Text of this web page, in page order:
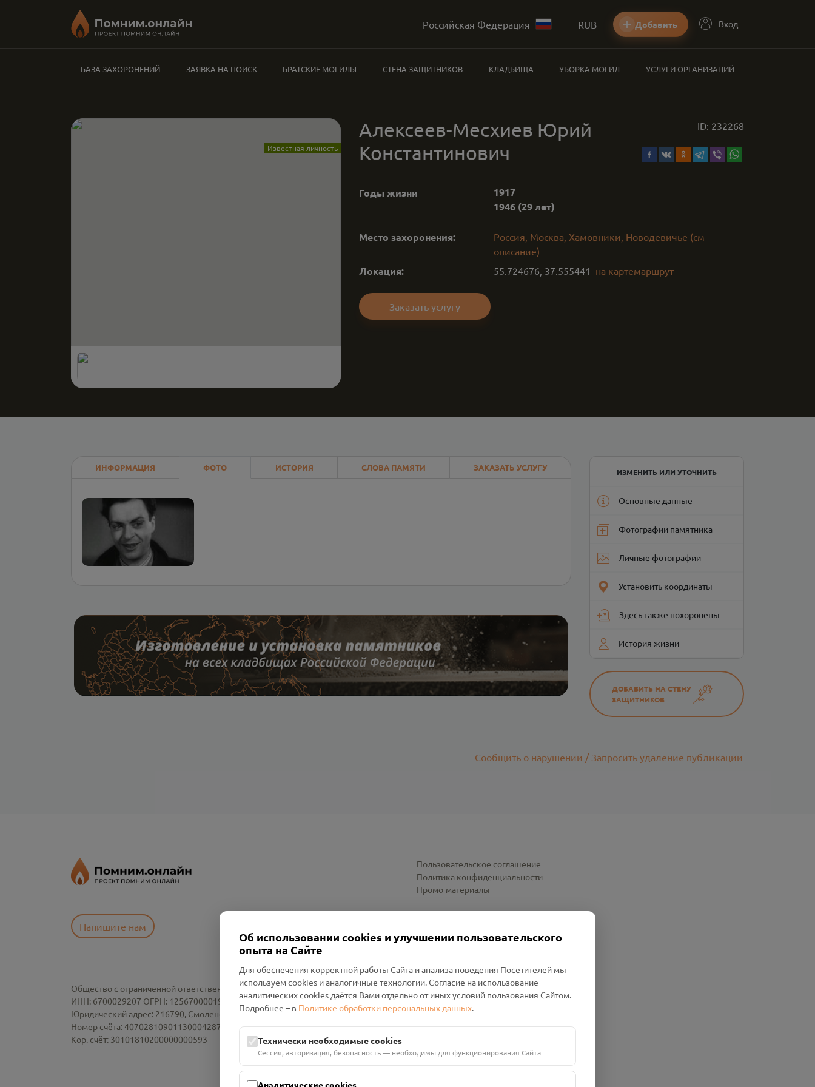
Российская Федерация RUB Добавить Вход
БАЗА ЗАХОРОНЕНИЙ ЗАЯВКА НА ПОИСК БРАТСКИЕ МОГИЛЫ СТЕНА ЗАЩИТНИКОВ КЛАДБИЩА УБОРКА МОГИЛ УСЛУГИ ОРГАНИЗАЦИЙ
Известная личность
Алексеев-Месхиев Юрий
Константинович
ID: 232268
Годы жизни
1917
1946 (29 лет)
Место захоронения:
Россия, Москва, Хамовники, Новодевичье (см
описание)
Локация: 55.724676, 37.555441 на картемаршрут
Заказать услугу
ИНФОРМАЦИЯ ФОТО ИСТОРИЯ СЛОВА ПАМЯТИ ЗАКАЗАТЬ УСЛУГУ ИЗМЕНИТЬ ИЛИ УТОЧНИТЬ
Основные данные
Фотографии памятника
Личные фотографии
Установить координаты
Здесь также похоронены
История жизни
ДОБАВИТЬ НА СТЕНУ
ЗАЩИТНИКОВ
Сообщить о нарушении / Запросить удаление публикации
Напишите нам
Пользовательское соглашение
Политика конфиденциальности
Промо-материалы
Общество с ограниченной ответственностью «Смоленский Проект Помним»
ИНН: 6700029207 ОГРН: 1256700001986
Юридический адрес: 216790, Смоленская область, р-н Руднянский, г. Рудня, улица Западная, д. 26А, пом. 18
Номер счёта: 40702810901130004287 в АО "АЛЬФА-БАНК"
Кор. счёт: 30101810200000000593
Об использовании cookies и улучшении пользовательского
опыта на Сайте
Для обеспечения корректной работы Сайта и анализа поведения Посетителей мы
используем cookies и аналогичные технологии. Согласие на использование
аналитических cookies даётся Вами отдельно от иных условий пользования Сайтом.
Подробнее – в Политике обработки персональных данных.
Технически необходимые cookies
Сессия, авторизация, безопасность — необходимы для функционирования Сайта
Аналитические cookies